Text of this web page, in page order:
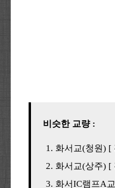
비슷한 교량 :
화서교(청원) [
화서교(상주) [
화서IC램프A